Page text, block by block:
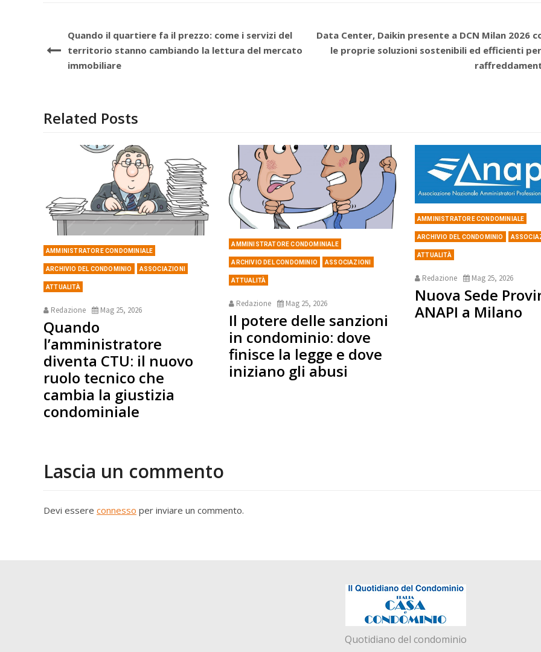
Quando il quartiere fa il prezzo: come i servizi del
territorio stanno cambiando la lettura del mercato
immobiliare
Data Center, Daikin presente a DCN Milan 2026
le proprie soluzioni sostenibili ed efficienti
Related Posts
AMMINISTRATORE CONDOMINIALE
ARCHIVIO DEL CONDOMINIO ASSOCIAZIONI
ATTUALITÀ
Redazione Mag 25, 2026
Quando
l’amministratore
diventa CTU: il nuovo
ruolo tecnico che
cambia la giustizia
condominiale
AMMINISTRATORE CONDOMINIALE
ARCHIVIO DEL CONDOMINIO ASSOCIAZIONI
ATTUALITÀ
Redazione Mag 25, 2026
Il potere delle sanzioni
in condominio: dove
finisce la legge e dove
iniziano gli abusi
AMMINISTRATORE CONDOMINIALE
ARCHIVIO DEL CONDOMINIO
ATTUALITÀ
Redazione Mag 25, 2026
Nuova Sede
ANAPI a Milano
Lascia un commento
Devi essere connesso per inviare un commento.
Quotidiano del condominio